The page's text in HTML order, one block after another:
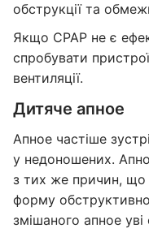
обструкції та
Якщо CPAP не є
спробувати
вентиляції.
Дитяче апное
Апное частіше
у недоношених.
з тих же причин, що
форму
змішаного апное уві